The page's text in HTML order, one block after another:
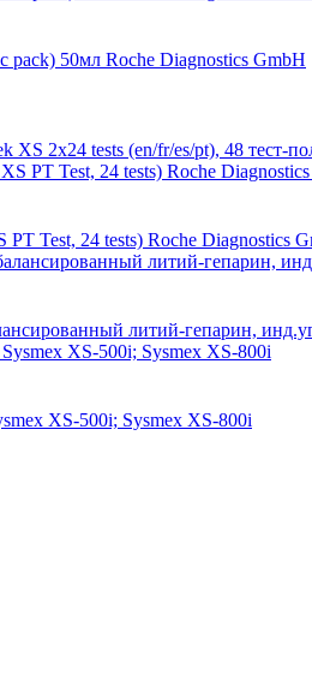
pack) 50мл Roche Diagnostics GmbH
2x24 tests (en/fr/es/pt), 48
Test, 24 tests) Roche Diagnostics
литий-гепарин,
XS-500i; Sysmex XS-800i